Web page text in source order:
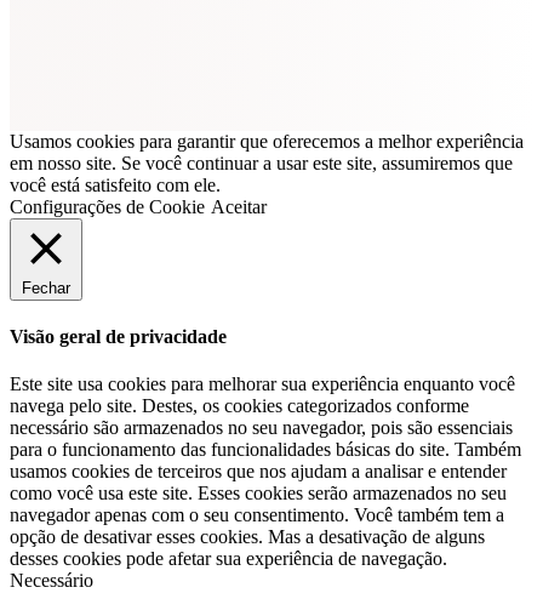
Usamos cookies para garantir que oferecemos a melhor experiência
em nosso site. Se você continuar a usar este site, assumiremos que
você está satisfeito com ele.
Configurações de Cookie Aceitar
Fechar
Visão geral de privacidade
Este site usa cookies para melhorar sua experiência enquanto você
navega pelo site. Destes, os cookies categorizados conforme
necessário são armazenados no seu navegador, pois são essenciais
para o funcionamento das funcionalidades básicas do site. Também
usamos cookies de terceiros que nos ajudam a analisar e entender
como você usa este site. Esses cookies serão armazenados no seu
navegador apenas com o seu consentimento. Você também tem a
opção de desativar esses cookies. Mas a desativação de alguns
desses cookies pode afetar sua experiência de navegação.
Necessário